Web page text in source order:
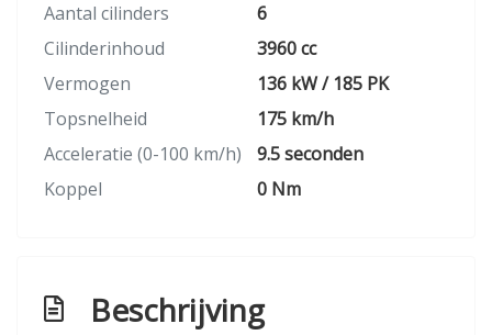
Aantal cilinders
6
Cilinderinhoud
3960 cc
Vermogen
136 kW / 185 PK
Topsnelheid
175 km/h
Acceleratie (0-100 km/h)
9.5 seconden
Koppel
0 Nm
Beschrijving